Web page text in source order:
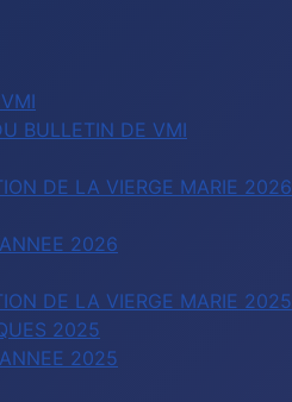
BULLETIN DE VMI
DE LA VIERGE MARIE 2026
2026
DE LA VIERGE MARIE 2025
2025
2025